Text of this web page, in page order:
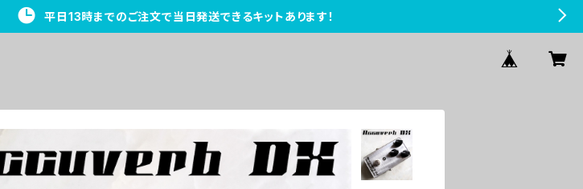
平日13時までのご注文で当日発送できるキットあります！